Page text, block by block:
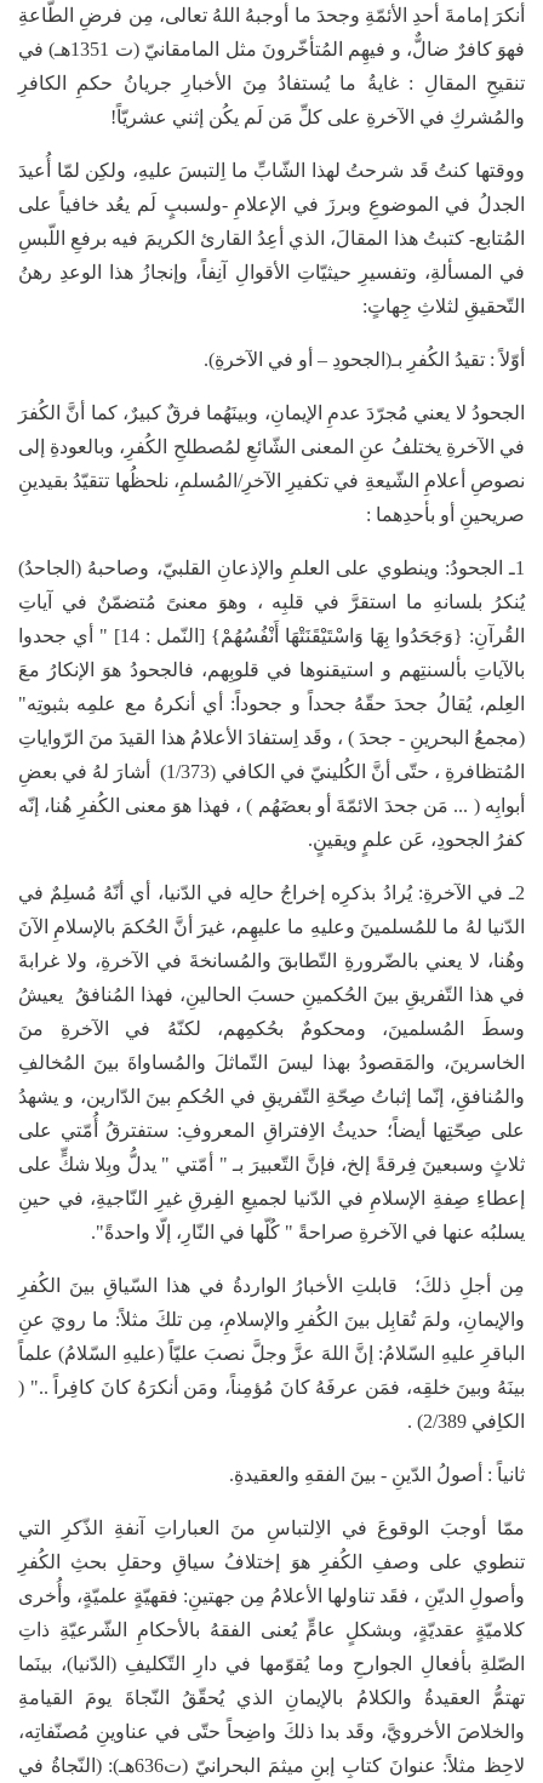
أنكرَ إمامةَ أحدِ الأئمّةِ وجحدَ ما أوجبهُ اللهُ تعالى، مِن فرضِ الطّاعةِ
فهوَ كافرٌ ضالٌّ، و فيهِم المُتأخّرونَ مثل المامقانيّ (ت 1351هـ) في
تنقيحِ المقالِ : غايةُ ما يُستفادُ مِنَ الأخبارِ جريانُ حكمِ الكافرِ
والمُشركِ في الآخرةِ على كلِّ مَن لَم يكُن إثني عشريّاً!
ووقتها كنتُ قَد شرحتُ لهذا الشّابِّ ما اِلتبسَ عليهِ، ولكِن لمّا أُعيدَ
الجدلُ في الموضوعِ وبرزَ في الإعلامِ -ولسببٍ لَم يعُد خافياً على
المُتابع- كتبتُ هذا المقالَ، الذي أعِدُ القارئ الكريمَ فيه برفعِ اللّبسِ
في المسألةِ، وتفسيرِ حيثيّاتِ الأقوالِ آنِفاً، وإنجازُ هذا الوعدِ رهنُ
التّحقيقِ لثلاثِ جِهاتٍ:
أوّلاً : تقيدُ الكُفرِ بـ(الجحودِ – أو في الآخرةِ).
الجحودُ لا يعني مُجرّدَ عدمِ الإيمانِ، وبينَهُما فرقٌ كبيرٌ، كما أنَّ الكُفرَ
في الآخرةِ يختلفُ عنِ المعنى الشّائعِ لمُصطلحِ الكُفرِ، وبالعودةِ إلى
نصوصِ أعلامِ الشّيعةِ في تكفيرِ الآخرِ/المُسلمِ، نلحظُها تتقيّدُ بقيدينِ
صريحينِ أو بأحدِهما :
1ـ الجحودُ: وينطوي على العلمِ والإذعانِ القلبيّ، وصاحبهُ (الجاحدُ)
يُنكرُ بلسانهِ ما استقرَّ في قلبِه ، وهوَ معنىً مُتضمّنٌ في آياتِ
القُرآنِ: {وَجَحَدُوا بِهَا وَاسْتَيْقَنَتْهَا أَنْفُسُهُمْ} [النّمل : 14] " أي جحدوا
بالآياتِ بألسنتِهم و استيقنوها في قلوبِهم، فالجحودُ هوَ الإنكارُ معَ
العِلم، يُقالُ جحدَ حقّهُ جحداً و جحوداً: أي أنكرهُ مع علمِه بثبوتِه"
(مجمعُ البحرينِ - جحدَ ) ، وقَد اِستفادَ الأعلامُ هذا القيدَ منَ الرّواياتِ
المُتظافرةِ ، حتّى أنَّ الكُلينيّ في الكافي (1/373) أشارَ لهُ في بعضِ
أبوابِه ( ... مَن جحدَ الائمّةَ أو بعضَهُم ) ، فهذا هوَ معنى الكُفرِ هُنا، إنّه
كفرُ الجحودِ، عَن علمٍ ويقينٍ.
2ـ في الآخرةِ: يُرادُ بذكرِه إخراجُ حالِه في الدّنيا، أي أنّهُ مُسلِمٌ في
الدّنيا لهُ ما للمُسلمينَ وعليهِ ما عليهِم، غيرَ أنَّ الحُكمَ بالإسلامِ الآنَ
وهُنا، لا يعني بالضّرورةِ التّطابقَ والمُسانخةَ في الآخرةِ، ولا غرابةَ
في هذا التّفريقِ بينَ الحُكمينِ حسبَ الحالينِ، فهذا المُنافقُ يعيشُ
وسطَ المُسلمينَ، ومحكومٌ بحُكمِهم، لكنّهُ في الآخرةِ منَ
الخاسرينَ، والمَقصودُ بهذا ليسَ التّماثلَ والمُساواةَ بينَ المُخالفِ
والمُنافقِ، إنّما إثباتُ صِحّةِ التّفريقِ في الحُكمِ بينَ الدّارين، و يشهدُ
على صِحّتِها أيضاً؛ حديثُ الاِفتراقِ المعروفِ: ستفترقُ أُمّتي على
ثلاثٍ وسبعينَ فِرقةً إلخ، فإنَّ التّعبيرَ بـ " أمّتي " يدلُّ وبِلا شكٍّ على
إعطاءِ صِفةِ الإسلامِ في الدّنيا لجميعِ الفِرقِ غيرِ النّاجيةِ، في حينِ
يسلبُه عنها في الآخرةِ صراحةً " كُلّها في النّارِ، إلّا واحدةً".
مِن أجلِ ذلكَ؛ قابلتِ الأخبارُ الواردةُ في هذا السّياقِ بينَ الكُفرِ
والإيمانِ، ولمَ تُقابِل بينَ الكُفرِ والإسلامِ، مِن تلكَ مثلاً: ما رويَ عنِ
الباقرِ عليهِ السّلامُ: إنَّ اللهَ عزَّ وجلَّ نصبَ عليّاً (عليهِ السّلامُ) علماً
بينَهُ وبينَ خلقِه، فمَن عرفَهُ كانَ مُؤمِناً، ومَن أنكرَهُ كانَ كافِراً .." (
الكاِفي 2/389) .
ثانياً : أصولُ الدّينِ - بينَ الفقهِ والعقيدةِ.
ممّا أوجبَ الوقوعَ في الاِلتباسِ منَ العباراتِ آنفةِ الذّكرِ التي
تنطوي على وصفِ الكُفرِ هوَ إختلافُ سياقِ وحقلِ بحثِ الكُفرِ
وأصولِ الديّنِ ، فقَد تناولها الأعلامُ مِن جهتينِ: فقهيّةٍ علميّةٍ، وأُخرى
كلاميّةٍ عقديّةٍ، وبشكلٍ عامٍّ يُعنى الفقهُ بالأحكامِ الشّرعيّةِ ذاتِ
الصّلةِ بأفعالِ الجوارحِ وما يُقوّمها في دارِ التّكليفِ (الدّنيا)، بينَما
تهتمُّ العقيدةُ والكلامُ بالإيمانِ الذي يُحقّقُ النّجاةَ يومَ القيامةِ
والخلاصَ الأخرويَّ، وقَد بدا ذلكَ واضِحاً حتّى في عناوينِ مُصنّفاتِه،
لاحِظ مثلاً: عنوانَ كتابِ إبنِ ميثمَ البحرانيّ (ت636هـ): (النّجاةُ في